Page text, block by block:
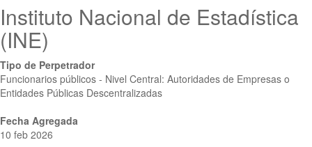
Instituto Nacional de Estadística
(INE)
Tipo de Perpetrador
Funcionarios públicos - Nivel Central: Autoridades de Empresas o
Entidades Públicas Descentralizadas
Fecha Agregada
10 feb 2026